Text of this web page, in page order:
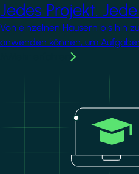
Jedes Projekt.
Von einzelnen Häusern bis hin
anwenden können, um